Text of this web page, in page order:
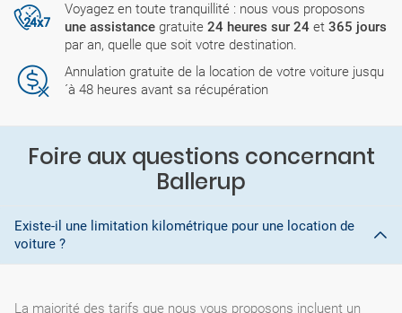
Voyagez en toute tranquillité : nous vous proposons
une assistance gratuite 24 heures sur 24 et 365 jours
par an, quelle que soit votre destination.
Annulation gratuite de la location de votre voiture jusqu
´à 48 heures avant sa récupération
Foire aux questions concernant
Ballerup
Existe-il une limitation kilométrique pour une location de
voiture ?
La majorité des tarifs que nous vous proposons incluent un